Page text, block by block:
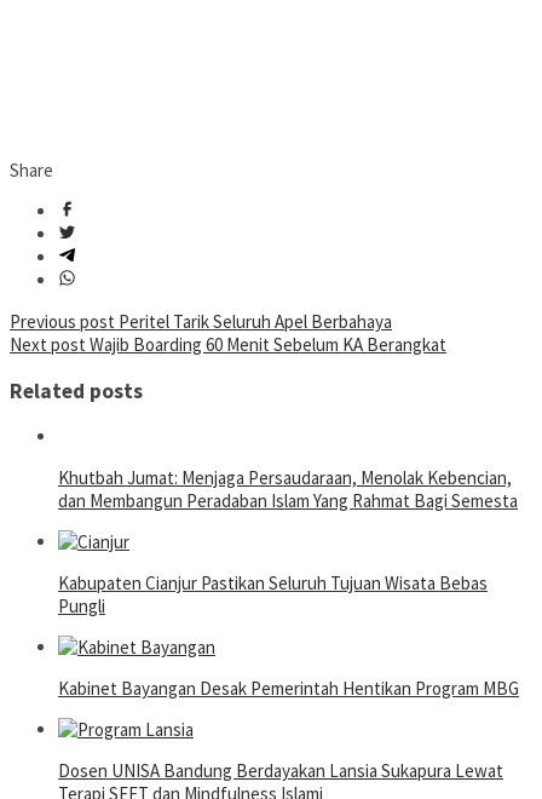
Share
Post
navigation
Previous post Peritel Tarik Seluruh Apel Berbahaya
Next post Wajib Boarding 60 Menit Sebelum KA Berangkat
Related posts
Khutbah Jumat: Menjaga Persaudaraan, Menolak Kebencian,
dan Membangun Peradaban Islam Yang Rahmat Bagi Semesta
Kabupaten Cianjur Pastikan Seluruh Tujuan Wisata Bebas
Pungli
Kabinet Bayangan Desak Pemerintah Hentikan Program MBG
Dosen UNISA Bandung Berdayakan Lansia Sukapura Lewat
Terapi SEFT dan Mindfulness Islami